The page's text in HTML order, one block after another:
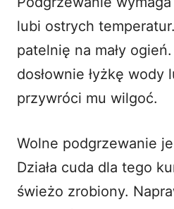
lubi ostrych
patelnię na mały
dosłownie łyżkę wody
przywróci mu wilgoć.
Wolne podgrzewanie
Działa cuda dla tego
świeżo zrobiony.